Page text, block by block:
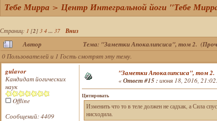
Тебе Мирра > Центр Интегральной йоги "Тебе
Страниц: 1 [2] 34... 37 Вниз
Автор
Тема: "Заметки Апокалипсиса", том 2.
0 Пользователей и 1 Гость смотрят эту тему.
gulavor
Кандидат йогических
наук
Offline
Сообщений: 4409
"Заметки Апокалипсиса", том 2.
«Ответ #15 :июня 18, 2016,
Цитировать
Изменить что то в теле должен не садхак, а Сила
нисходила.